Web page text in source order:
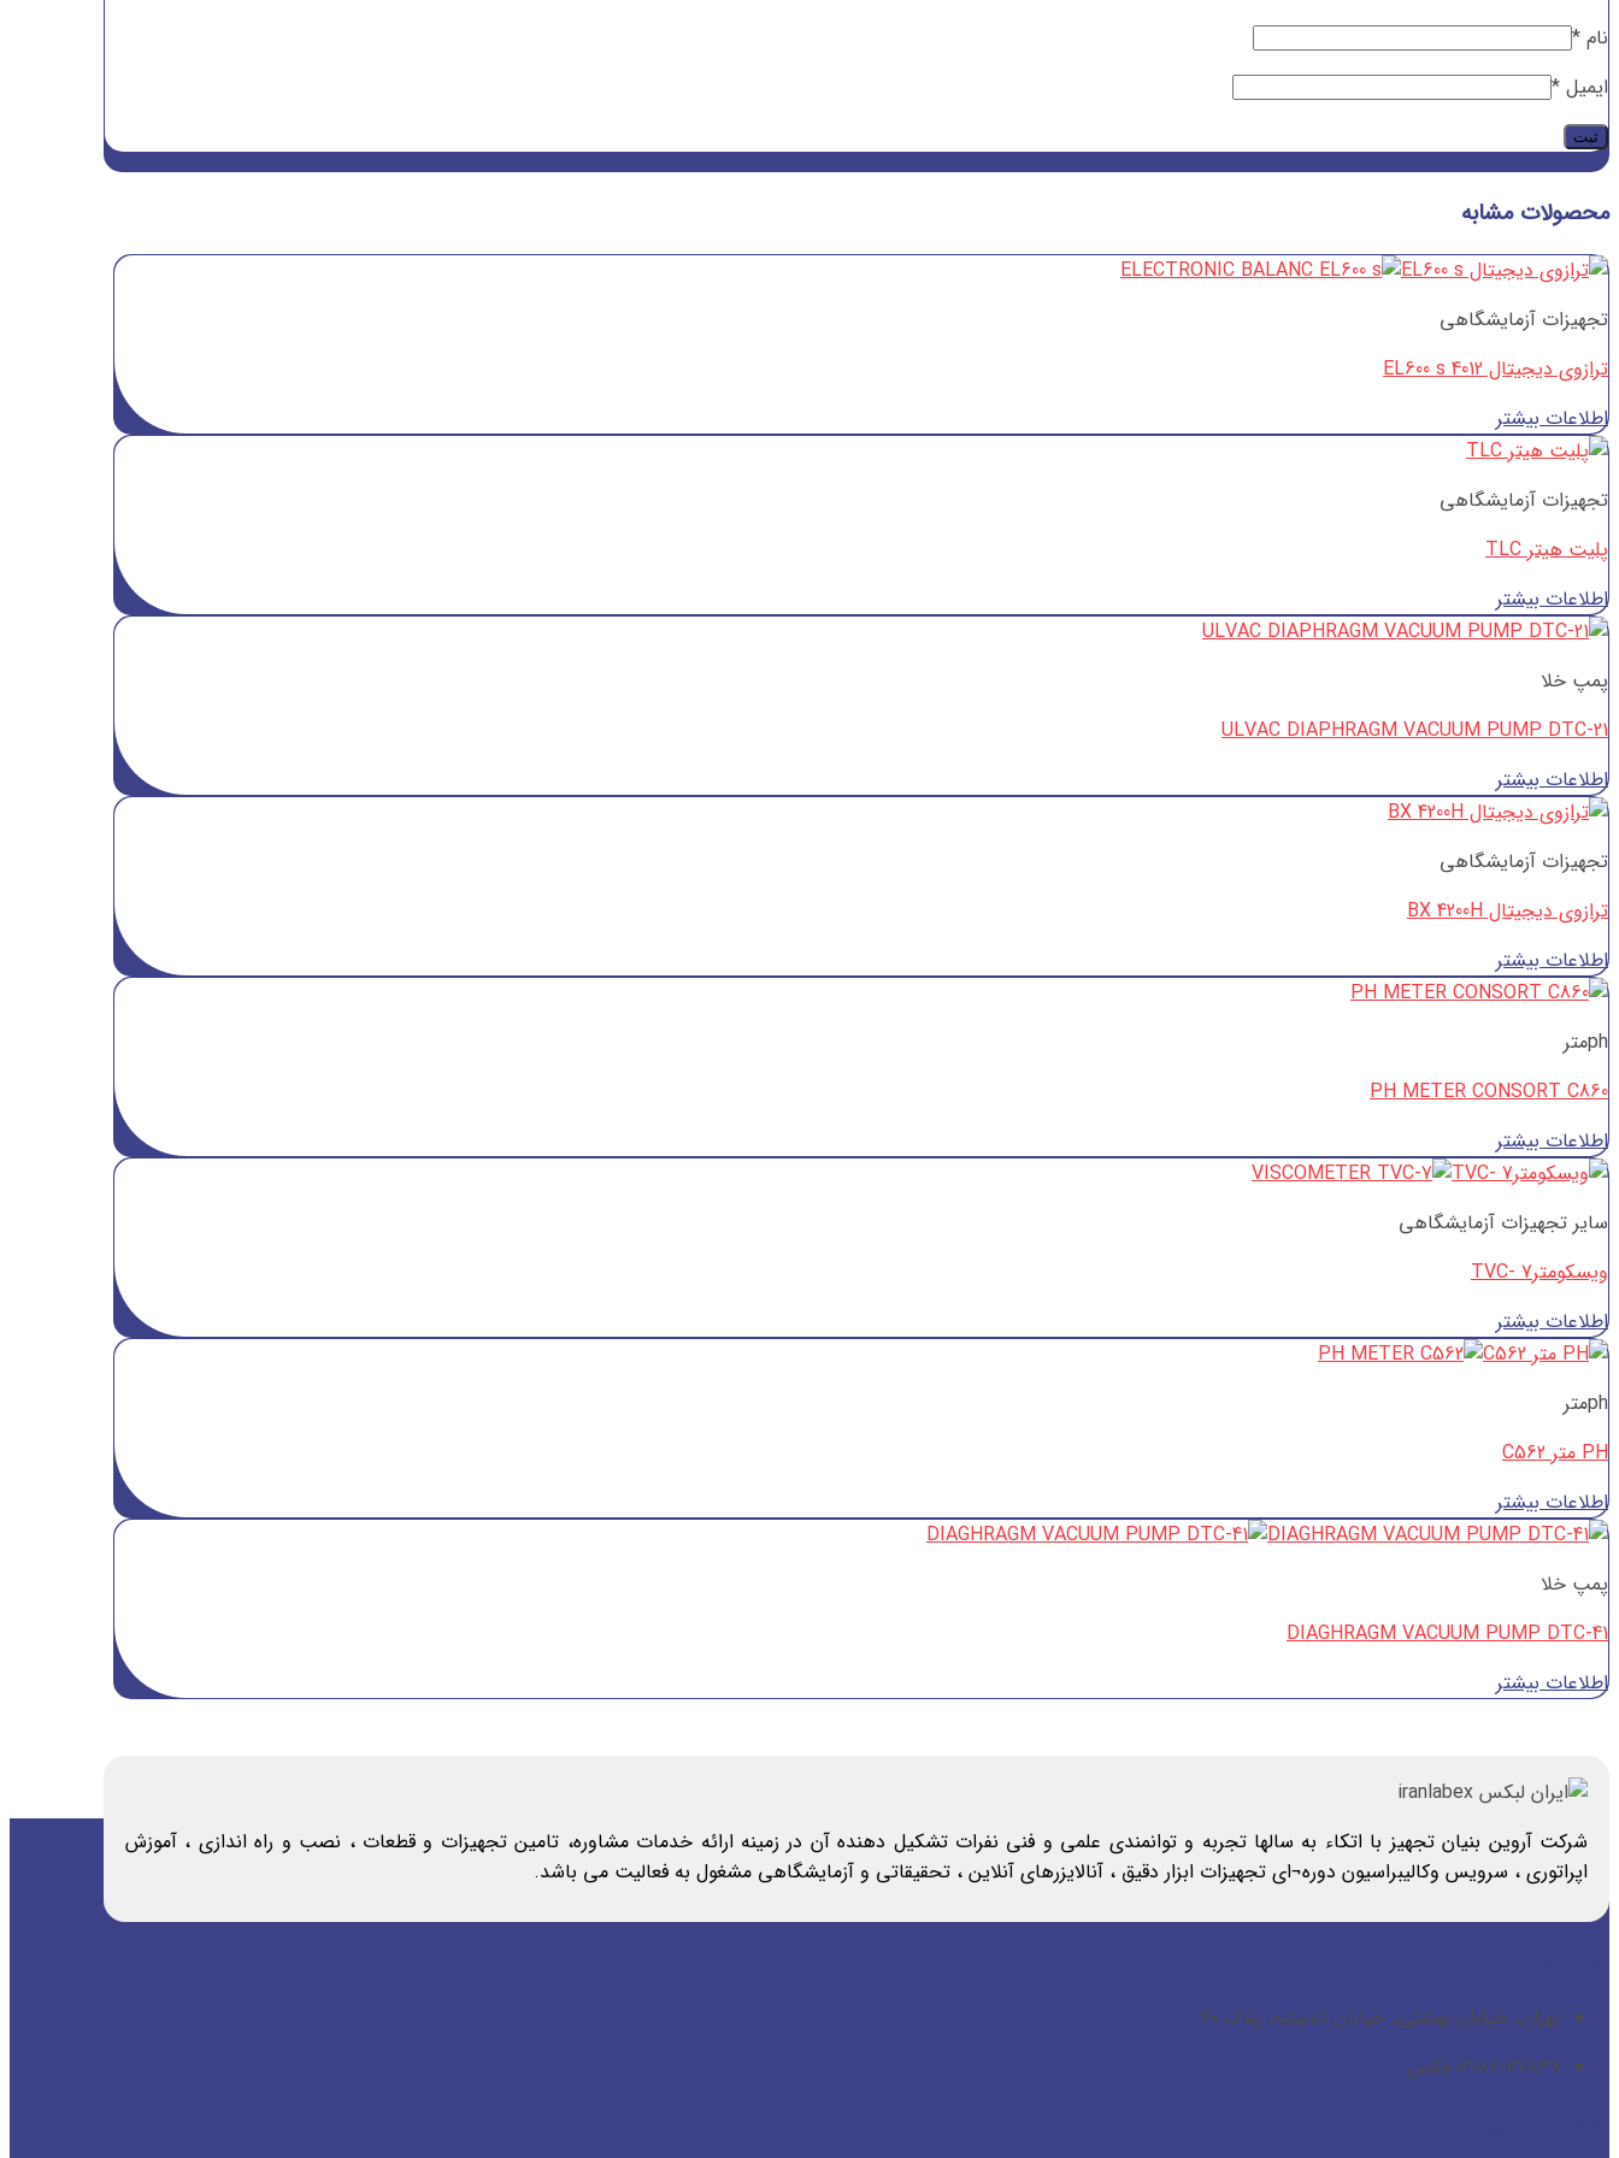
نام *
ایمیل *
محصولات مشابه
تجهیزات آزمایشگاهی
ترازوی دیجیتال EL600 s 4012
اطلاعات بیشتر
تجهیزات آزمایشگاهی
پلیت هیتر TLC
اطلاعات بیشتر
پمپ خلا
ULVAC DIAPHRAGM VACUUM PUMP DTC-21
اطلاعات بیشتر
تجهیزات آزمایشگاهی
ترازوی دیجیتال BX 4200H
اطلاعات بیشتر
phمتر
PH METER CONSORT C860
اطلاعات بیشتر
سایر تجهیزات آزمایشگاهی
ویسکومترTVC- 7
اطلاعات بیشتر
phمتر
PH متر C562
اطلاعات بیشتر
پمپ خلا
DIAGHRAGM VACUUM PUMP DTC-41
اطلاعات بیشتر
شرکت آروین بنیان تجهیز با اتکاء به سالها تجربه و توانمندی علمی و فنی نفرات تشکیل دهنده آن در زمینه ارائه خدمات مشاوره، تامین تجهیزات و قطعات ، نصب و راه اندازی ، آموزش
اپراتوری ، سرویس وکالیبراسیون دوره¬ای تجهیزات ابزار دقیق ، آنالایزرهای آنلاین ، تحقیقاتی و آزمایشگاهی مشغول به فعالیت می باشد.
تهران، خیابان بهشتی، خیابان اندیشه، پلاک ۴۰
۰۲۱۸۶۰۲۷۸۳۸ فکس